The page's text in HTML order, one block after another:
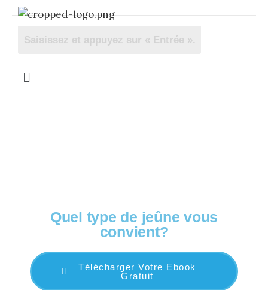
Quel type de jeûne vous
convient?
Télécharger Votre Ebook
Gratuit